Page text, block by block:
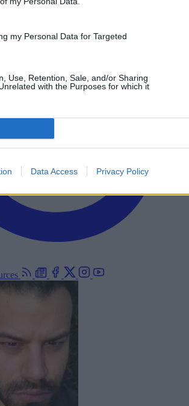
my Personal Data for Targeted
Use, Retention, Sale, and/or Sharing
with the Purposes for which it
Data Access Privacy Policy